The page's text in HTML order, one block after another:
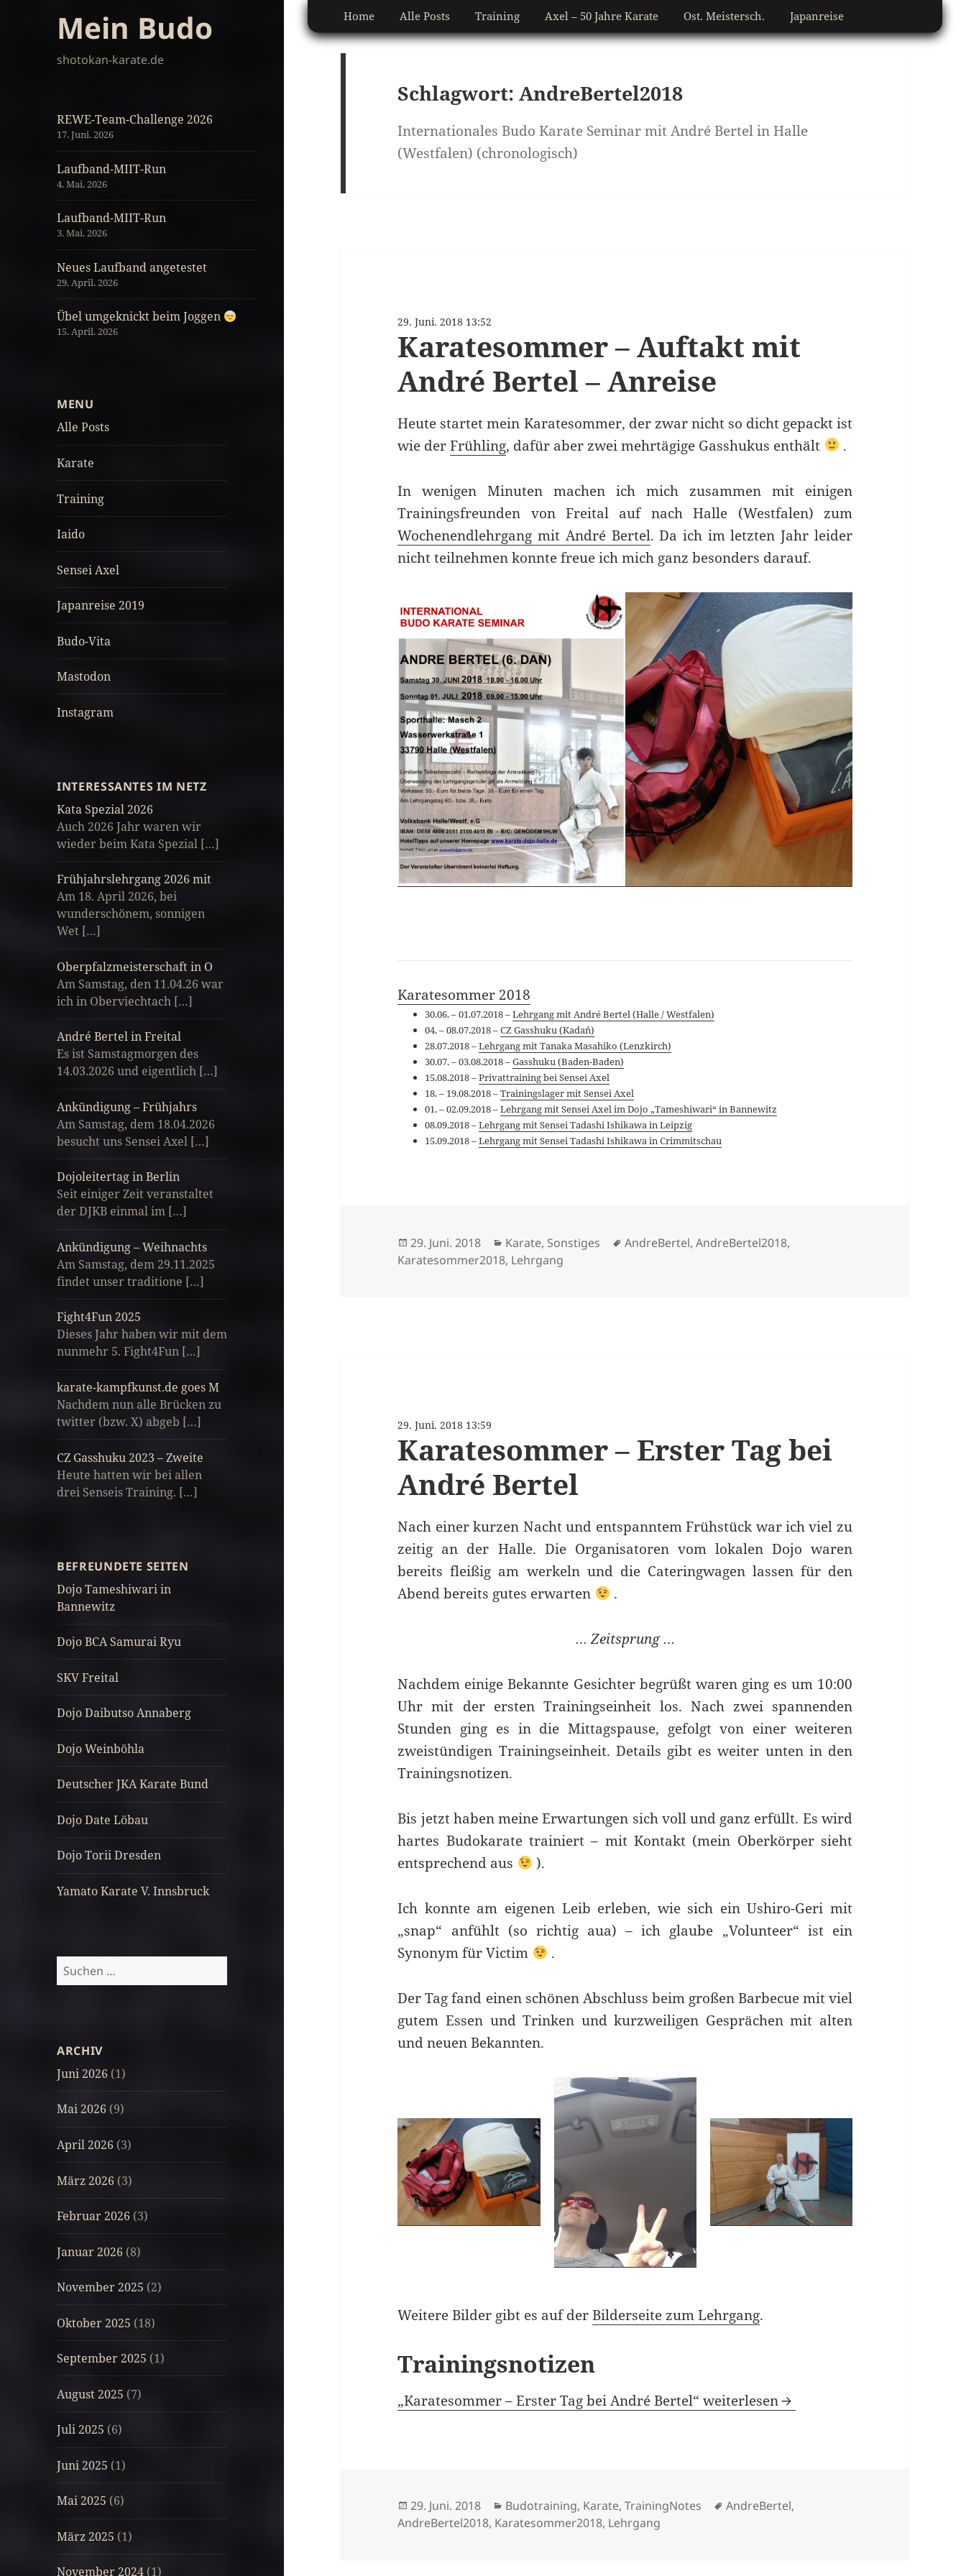
Mein Budo
shotokan-karate.de
REWE-Team-Challenge 2026
17. Juni. 2026
Laufband-MIIT-Run
4. Mai. 2026
Laufband-MIIT-Run
3. Mai. 2026
Neues Laufband angetestet
29. April. 2026
Übel umgeknickt beim Joggen
15. April. 2026
MENU
Alle Posts
Karate
Training
Iaido
Sensei Axel
Japanreise 2019
Budo-Vita
Mastodon
Instagram
INTERESSANTES IM NETZ
Kata Spezial 2026
Auch 2026 Jahr waren wir
wieder beim Kata Spezial […]
Frühjahrslehrgang 2026 mit
Am 18. April 2026, bei
wunderschönem, sonnigen
Wet […]
Oberpfalzmeisterschaft in O
Am Samstag, den 11.04.26 war
ich in Oberviechtach […]
André Bertel in Freital
Es ist Samstagmorgen des
14.03.2026 und eigentlich […]
Ankündigung – Frühjahrs
Am Samstag, dem 18.04.2026
besucht uns Sensei Axel […]
Dojoleitertag in Berlin
Seit einiger Zeit veranstaltet
der DJKB einmal im […]
Ankündigung – Weihnachts
Am Samstag, dem 29.11.2025
findet unser traditione […]
Fight4Fun 2025
Dieses Jahr haben wir mit dem
nunmehr 5. Fight4Fun […]
karate-kampfkunst.de goes M
Nachdem nun alle Brücken zu
twitter (bzw. X) abgeb […]
CZ Gasshuku 2023 – Zweite
Heute hatten wir bei allen
drei Senseis Training. […]
BEFREUNDETE SEITEN
Dojo Tameshiwari in
Bannewitz
Dojo BCA Samurai Ryu
SKV Freital
Dojo Daibutso Annaberg
Dojo Weinböhla
Deutscher JKA Karate Bund
Dojo Date Löbau
Dojo Torii Dresden
Yamato Karate V. Innsbruck
Suchen
nach:
ARCHIV
Juni 2026 (1)
Mai 2026 (9)
April 2026 (3)
März 2026 (3)
Februar 2026 (3)
Januar 2026 (8)
November 2025 (2)
Oktober 2025 (18)
September 2025 (1)
August 2025 (7)
Juli 2025 (6)
Juni 2025 (1)
Mai 2025 (6)
März 2025 (1)
November 2024 (1)
Home Alle Posts Training Axel – 50 Jahre Karate Ost. Meistersch. Japanreise
Schlagwort:AndreBertel2018
Internationales Budo Karate Seminar mit André Bertel in Halle
(Westfalen) (chronologisch)
29. Juni. 2018 13:52
Karatesommer – Auftakt mit
André Bertel – Anreise
Heute startet mein Karatesommer, der zwar nicht so dicht gepackt ist
wie derFrühling, dafür aber zwei mehrtägige Gasshukus enthält .
In wenigen Minuten machen ich mich zusammen mit einigen
Trainingsfreunden von Freital auf nach Halle (Westfalen) zum
Wochenendlehrgang mit André Bertel. Da ich im letzten Jahr leider
nicht teilnehmen konnte freue ich mich ganz besonders darauf.
Karatesommer 2018
30.06. – 01.07.2018 –Lehrgang mit André Bertel (Halle / Westfalen)
04. – 08.07.2018 –CZ Gasshuku (Kadaň)
28.07.2018 –Lehrgang mit Tanaka Masahiko (Lenzkirch)
30.07. – 03.08.2018 –Gasshuku (Baden-Baden)
15.08.2018 –Privattraining bei Sensei Axel
18. – 19.08.2018 –Trainingslager mit Sensei Axel
01. – 02.09.2018 –Lehrgang mit Sensei Axel im Dojo „Tameshiwari“ in Bannewitz
08.09.2018 –Lehrgang mit Sensei Tadashi Ishikawa in Leipzig
15.09.2018 –Lehrgang mit Sensei Tadashi Ishikawa in Crimmitschau
Veröffentlicht
am
29. Juni. 2018 Kategorien
Karate, Sonstiges Schlagwörter
AndreBertel,AndreBertel2018,
Karatesommer2018, Lehrgang
29. Juni. 2018 13:59
Karatesommer – Erster Tag bei
André Bertel
Nach einer kurzen Nacht und entspanntem Frühstück war ich viel zu
zeitig an der Halle. Die Organisatoren vom lokalen Dojo waren
bereits fleißig am werkeln und die Cateringwagen lassen für den
Abend bereits gutes erwarten
.
… Zeitsprung …
Nachdem einige Bekannte Gesichter begrüßt waren ging es um 10:00
Uhr mit der ersten Trainingseinheit los. Nach zwei spannenden
Stunden ging es in die Mittagspause, gefolgt von einer weiteren
zweistündigen Trainingseinheit. Details gibt es weiter unten in den
Trainingsnotizen.
Bis jetzt haben meine Erwartungen sich voll und ganz erfüllt. Es wird
hartes Budokarate trainiert – mit Kontakt (mein Oberkörper sieht
entsprechend aus
).
Ich konnte am eigenen Leib erleben, wie sich ein Ushiro-Geri mit
„snap“ anfühlt (so richtig aua) – ich glaube „Volunteer“ ist ein
Synonym für Victim
.
Der Tag fand einen schönen Abschluss beim großen Barbecue mit viel
gutem Essen und Trinken und kurzweiligen Gesprächen mit alten
und neuen Bekannten.
Weitere Bilder gibt es auf derBilderseite zum Lehrgang.
Trainingsnotizen
„Karatesommer – Erster Tag bei André Bertel“ weiterlesen
Veröffentlicht
am
29. Juni. 2018 Kategorien
Budotraining, Karate,TrainingNotes Schlagwörter
AndreBertel,
AndreBertel2018, Karatesommer2018, Lehrgang